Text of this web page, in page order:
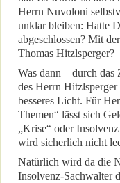
Herrn Nuvoloni
unklar bleiben: Hatte
abgeschlossen? Mit
Thomas Hitzlsperger?
Was dann – durch
des Herrn
besseres Licht. Für
Themen“ lässt sich
„Krise“ oder
wird sicherlich nicht
Natürlich wird da die
Insolvenz-Sachwalter